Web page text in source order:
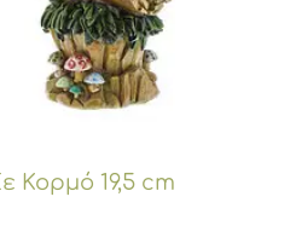
Κορμό 19,5 cm